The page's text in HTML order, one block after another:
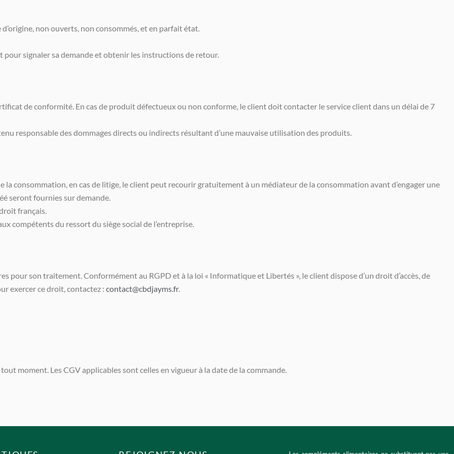
non ouverts, non consommés, et en parfait état.
signaler sa demande et obtenir les instructions de retour.
de conformité. En cas de produit défectueux ou non conforme, le client doit contacter le service client dans un délai de 7
responsable des dommages directs ou indirects résultant d’une mauvaise utilisation des produits.
la consommation, en cas de litige, le client peut recourir gratuitement à un médiateur de la consommation avant d’engager une
seront fournies sur demande.
français.
compétents du ressort du siège social de l’entreprise.
pour son traitement. Conformément au RGPD et à la loi « Informatique et Libertés », le client dispose d’un droit d’accès, de
exercer ce droit, contactez : contact@cbdjayms.fr.
moment. Les CGV applicables sont celles en vigueur à la date de la commande.